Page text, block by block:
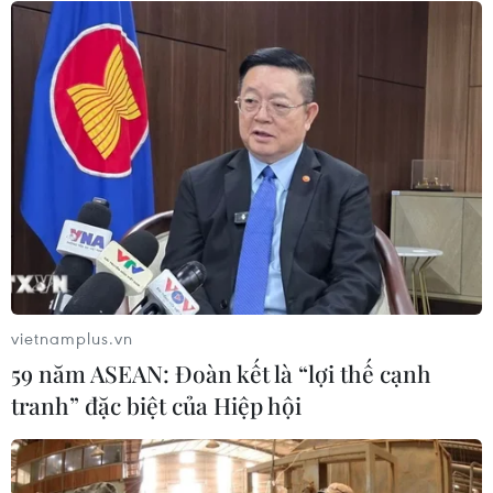
Mưa dông khiến hàng chục
chuyến bay tới Nội Bài không thể hạ
cánh
06/08/2026 04:37
Cảnh báo lũ quét, sạt lở đất ở 8 tỉnh
khu vực Bắc Bộ và Thanh Hóa
06/08/2026 03:47
Xem thêm
vietnamplus.vn
59 năm ASEAN: Đoàn kết là “lợi thế cạnh
tranh” đặc biệt của Hiệp hội